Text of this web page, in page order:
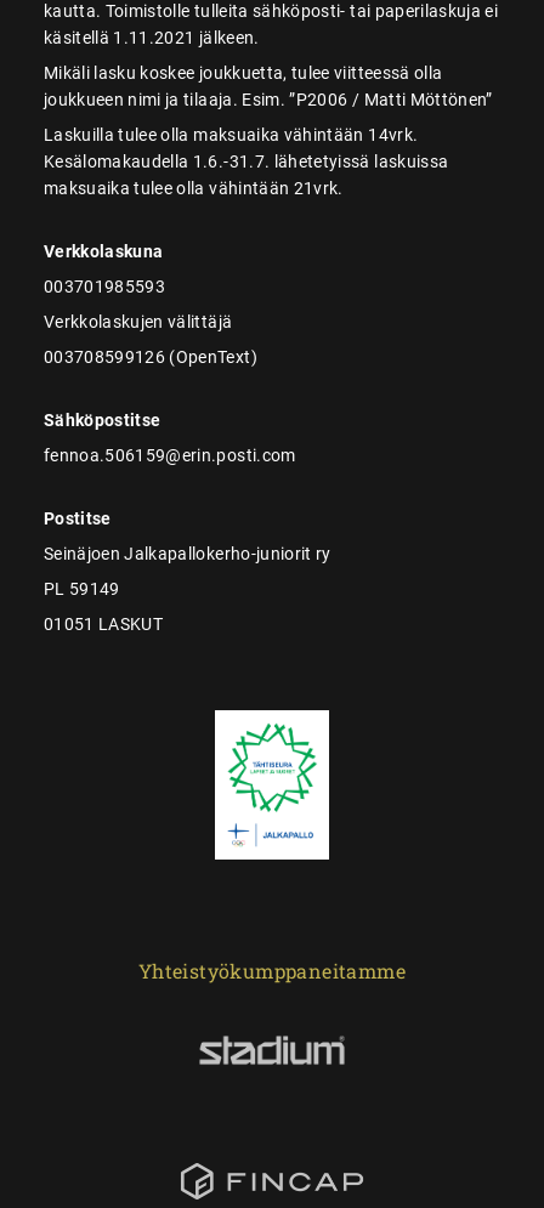
kautta. Toimistolle tulleita sähköposti- tai paperilaskuja ei
käsitellä 1.11.2021 jälkeen.
Mikäli lasku koskee joukkuetta, tulee viitteessä olla
joukkueen nimi ja tilaaja. Esim. ”P2006 / Matti Möttönen”
Laskuilla tulee olla maksuaika vähintään 14vrk.
Kesälomakaudella 1.6.-31.7. lähetetyissä laskuissa
maksuaika tulee olla vähintään 21vrk.
Verkkolaskuna
003701985593
Verkkolaskujen välittäjä
003708599126 (OpenText)
Sähköpostitse
fennoa.506159@erin.posti.com
Postitse
Seinäjoen Jalkapallokerho-juniorit ry
PL 59149
01051 LASKUT
Yhteistyökumppaneitamme